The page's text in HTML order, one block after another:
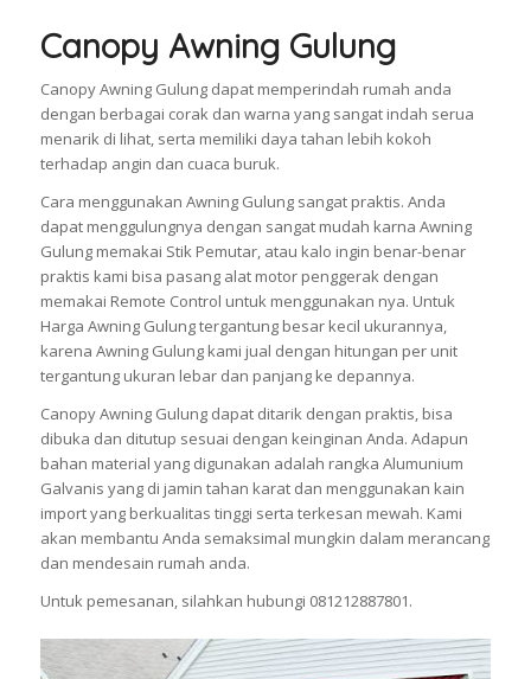
Canopy Awning Gulung
Canopy Awning Gulung dapat memperindah rumah anda
dengan berbagai corak dan warna yang sangat indah serua
menarik di lihat, serta memiliki daya tahan lebih kokoh
terhadap angin dan cuaca buruk.
Cara menggunakan Awning Gulung sangat praktis. Anda
dapat menggulungnya dengan sangat mudah karna Awning
Gulung memakai Stik Pemutar, atau kalo ingin benar-benar
praktis kami bisa pasang alat motor penggerak dengan
memakai Remote Control untuk menggunakan nya. Untuk
Harga Awning Gulung tergantung besar kecil ukurannya,
karena Awning Gulung kami jual dengan hitungan per unit
tergantung ukuran lebar dan panjang ke depannya.
Canopy Awning Gulung dapat ditarik dengan praktis, bisa
dibuka dan ditutup sesuai dengan keinginan Anda. Adapun
bahan material yang digunakan adalah rangka Alumunium
Galvanis yang di jamin tahan karat dan menggunakan kain
import yang berkualitas tinggi serta terkesan mewah. Kami
akan membantu Anda semaksimal mungkin dalam merancang
dan mendesain rumah anda.
Untuk pemesanan, silahkan hubungi 081212887801.